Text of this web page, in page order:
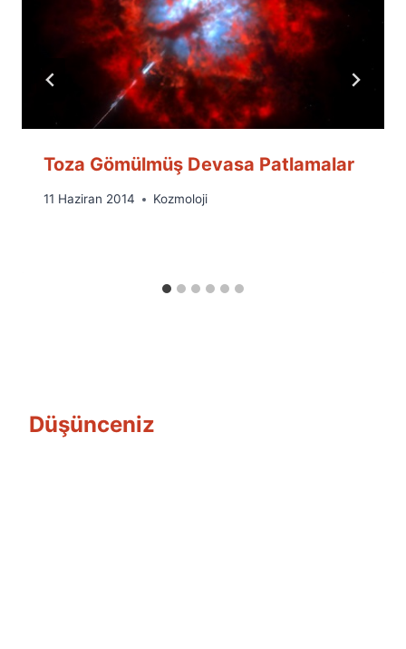
Toza Gömülmüş Devasa Patlamalar
By
11 Haziran 2014 Kozmoloji
Düşünceniz